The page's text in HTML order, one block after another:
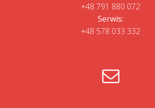
+48 791 880 072
Serwis:
+48 578 033 332